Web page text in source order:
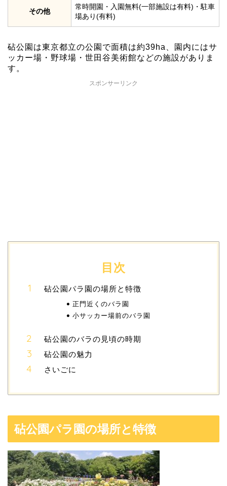
その他
常時開園・入園無料(一部施設は有料)・駐車
場あり(有料)
砧公園は東京都立の公園で面積は約39ha、園内にはサ
ッカー場・野球場・世田谷美術館などの施設がありま
す。
スポンサーリンク
目次
砧公園パラ園の場所と特徴
正門近くのバラ園
小サッカー場前のバラ園
砧公園のバラの見頃の時期
砧公園の魅力
さいごに
砧公園パラ園の場所と特徴